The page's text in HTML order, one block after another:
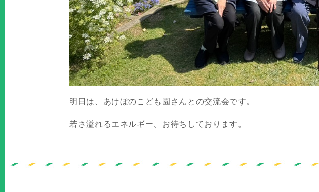
明日は、あけぼのこども園さんとの交流会です。
若さ溢れるエネルギー、お待ちしております。